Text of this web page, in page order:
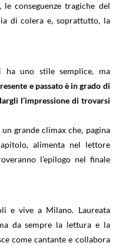
conseguenze tragiche del
di colera e, soprattutto, la
ha uno stile semplice, ma
e passato è in grado di
l’impressione di trovarsi
grande climax che, pagina
alimenta nel lettore
l’epilogo nel finale
e vive a Milano. Laureata
da sempre la lettura e la
come cantante e collabora